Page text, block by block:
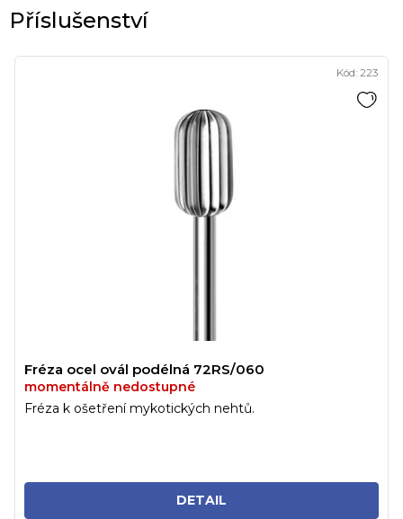
Fréza ocel ovál podélná 72RS/060
momentálně nedostupné
DETAIL
Fréza k ošetření mykotických nehtů.
Kód: 223